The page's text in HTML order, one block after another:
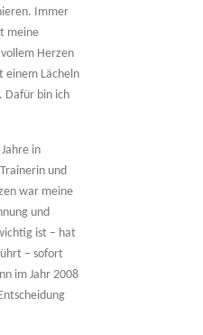
Immer
meine
Herzen
einem Lächeln
Dafür bin ich
in
und
war meine
und
ist – hat
– sofort
im Jahr 2008